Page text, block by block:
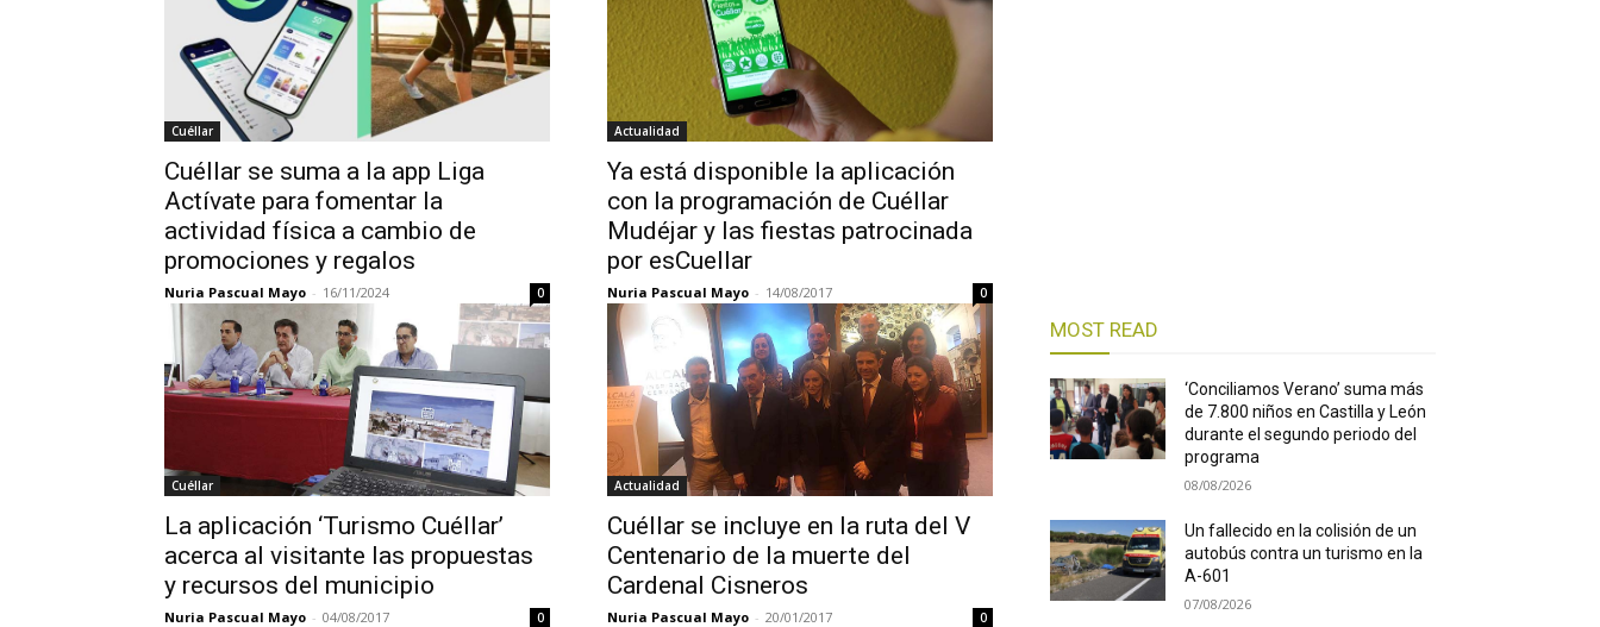
Cuéllar
Cuéllar se suma a la app Liga
Actívate para fomentar la
actividad física a cambio de
promociones y regalos
Nuria Pascual Mayo - 16/11/2024 0
Actualidad
Ya está disponible la aplicación
con la programación de Cuéllar
Mudéjar y las fiestas patrocinada
por esCuellar
Nuria Pascual Mayo - 14/08/2017 0
Cuéllar
La aplicación ‘Turismo Cuéllar’
acerca al visitante las propuestas
y recursos del municipio
Nuria Pascual Mayo - 04/08/2017 0
Actualidad
Cuéllar se incluye en la ruta del V
Centenario de la muerte del
Cardenal Cisneros
Nuria Pascual Mayo - 20/01/2017 0
MOST READ
‘Conciliamos Verano’ suma más
de 7.800 niños en Castilla y León
durante el segundo periodo del
programa
08/08/2026
Un fallecido en la colisión de un
autobús contra un turismo en la
A-601
07/08/2026